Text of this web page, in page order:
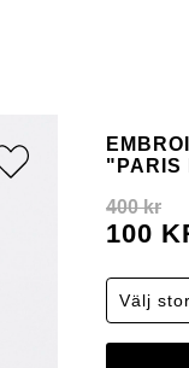
"PARIS
100
400 kr